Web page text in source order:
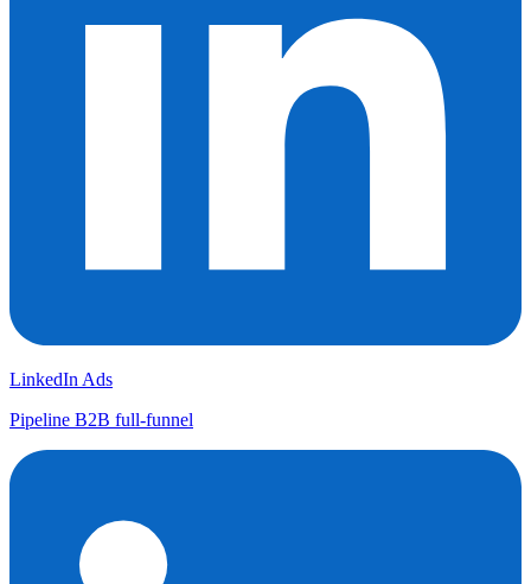
LinkedIn Ads
Pipeline B2B full-funnel